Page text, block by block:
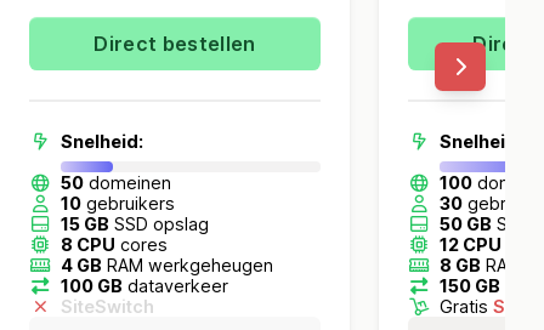
Direct bestellen
Snelheid:
50 domeinen
10 gebruikers
15 GB SSD opslag
8 CPU cores
4 GB RAM werkgeheugen
100 GB dataverkeer
SiteSwitch
Direct
Snelheid:
100
30
50 GB SSD
12 CPU
8 GB RAM
150 GB
Gratis